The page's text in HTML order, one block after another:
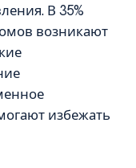
В 35%
возникают
избежать